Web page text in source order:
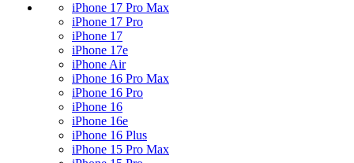
iPhone 17 Pro Max
iPhone 17 Pro
iPhone 17
iPhone 17e
iPhone Air
iPhone 16 Pro Max
iPhone 16 Pro
iPhone 16
iPhone 16e
iPhone 16 Plus
iPhone 15 Pro Max